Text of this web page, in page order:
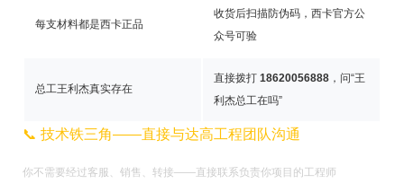
每支材料都是西卡正品
收货后扫描防伪码，西卡官方公
众号可验
总工王利杰真实存在
直接拨打 18620056888，问“王
利杰总工在吗”
📞 技术铁三角——直接与达高工程团队沟通
你不需要经过客服、销售、转接——直接联系负责你项目的工程师